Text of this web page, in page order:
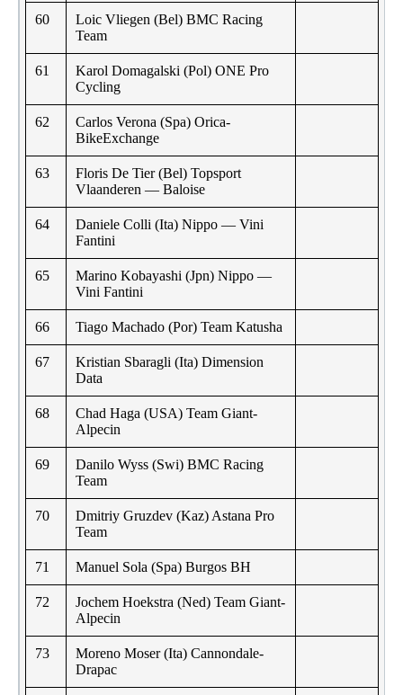
60
Loic Vliegen (Bel) BMC Racing
Team
61
Karol Domagalski (Pol) ONE Pro
Cycling
62
Carlos Verona (Spa) Orica-
BikeExchange
63
Floris De Tier (Bel) Topsport
Vlaanderen — Baloise
64
Daniele Colli (Ita) Nippo — Vini
Fantini
65
Marino Kobayashi (Jpn) Nippo —
Vini Fantini
66 Tiago Machado (Por) Team Katusha
67
Kristian Sbaragli (Ita) Dimension
Data
68
Chad Haga (USA) Team Giant-
Alpecin
69
Danilo Wyss (Swi) BMC Racing
Team
70
Dmitriy Gruzdev (Kaz) Astana Pro
Team
71 Manuel Sola (Spa) Burgos BH
72
Jochem Hoekstra (Ned) Team Giant-
Alpecin
73
Moreno Moser (Ita) Cannondale-
Drapac